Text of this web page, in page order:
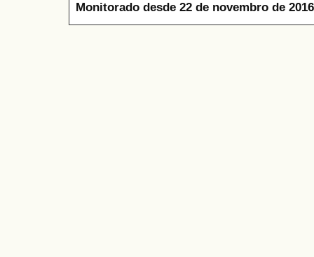
Monitorado desde 22 de novembro de